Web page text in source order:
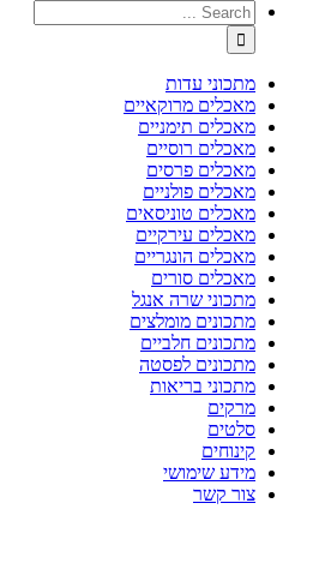
מתכוני עדות
מאכלים מרוקאיים
מאכלים תימניים
מאכלים רוסיים
מאכלים פרסים
מאכלים פולניים
מאכלים טוניסאים
מאכלים עירקיים
מאכלים הונגריים
מאכלים סורים
מתכוני שרה אנגל
מתכונים מומלצים
מתכונים חלביים
מתכונים לפסטה
מתכוני בריאות
מרקים
סלטים
קינוחים
מידע שימושי
צור קשר